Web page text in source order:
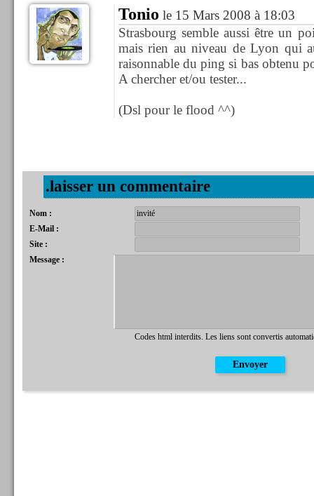
Tonio le 15 Mars 2008 à 18:03
Strasbourg semble aussi être un
mais rien au niveau de Lyon qui
raisonnable du ping si bas obtenu
A chercher et/ou tester...
(Dsl pour le flood ^^)
.laisser un commentaire
Nom :
E-Mail :
Site :
Message :
Codes html interdits. Les liens sont convertis